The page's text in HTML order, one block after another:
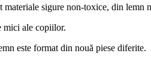
sigure non-toxice, din lemn
mici ale copiilor.
este format din nouă piese diferite.